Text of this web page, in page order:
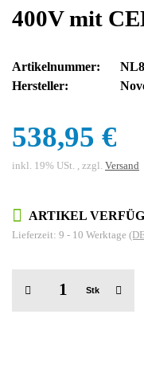
400V mit
Artikelnummer:
Hersteller:
538,95 €
inkl. 19% USt. , zzgl. Versand
ARTIKEL
Lieferzeit: 9 - 10 Werktage
Stk